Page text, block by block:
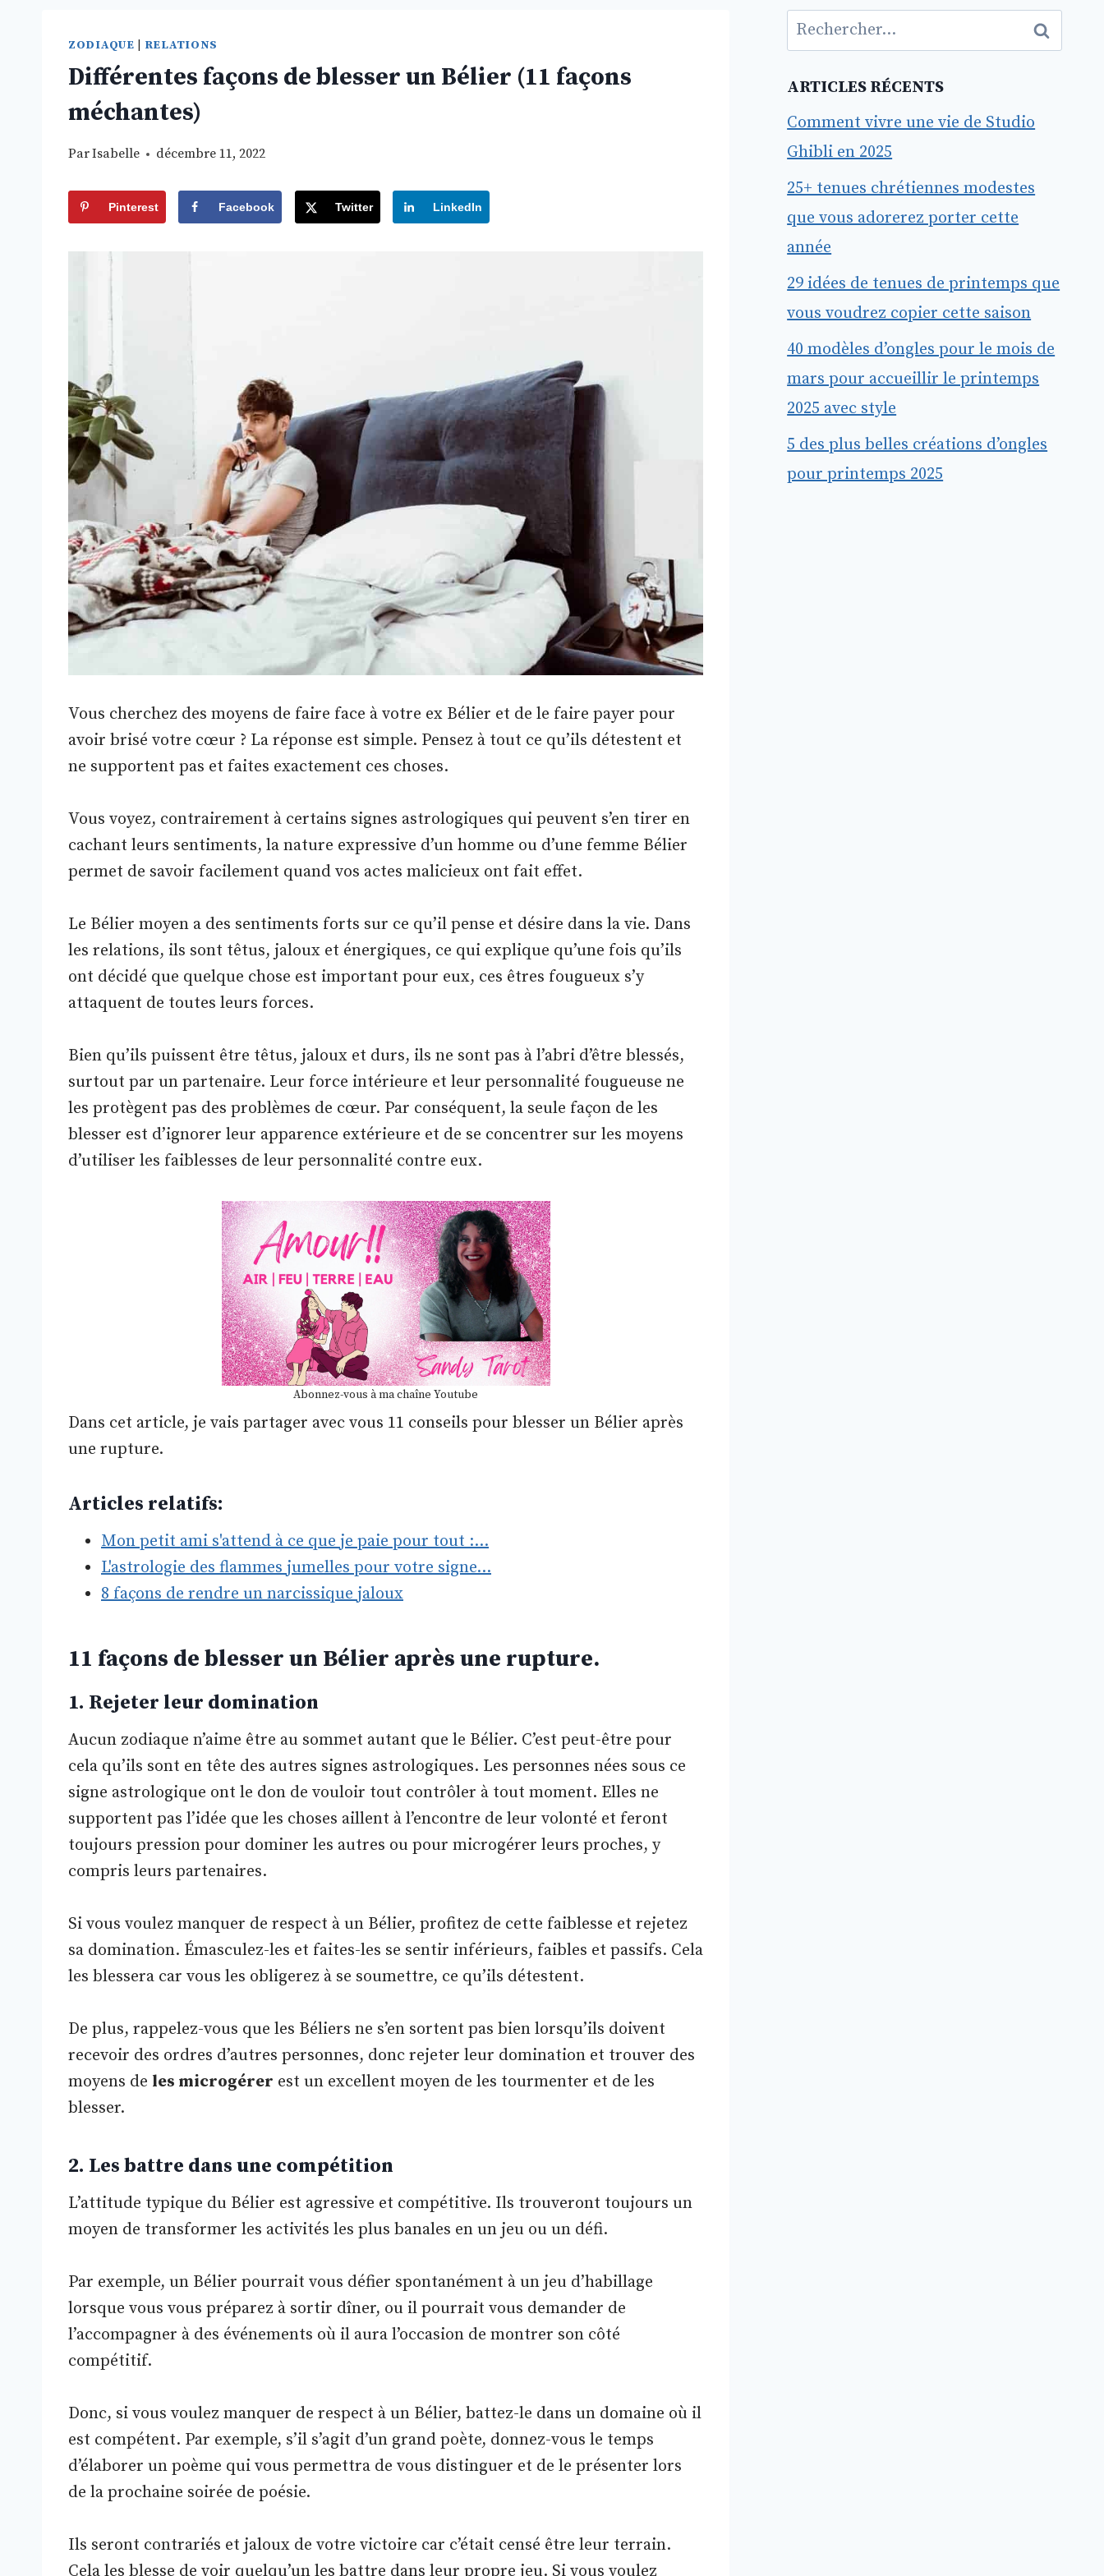
ZODIAQUE RELATIONS
Différentes façons de blesser un Bélier (11 façons
méchantes)
ParIsabelle décembre 11, 2022
Pinterest Facebook Twitter LinkedIn
Vous cherchez des moyens de faire face à votre ex Bélier et de le faire payer pour
avoir brisé votre cœur ? La réponse est simple. Pensez à tout ce qu’ils détestent et
ne supportent pas et faites exactement ces choses.
Vous voyez, contrairement à certains signes astrologiques qui peuvent s’en tirer en
cachant leurs sentiments, la nature expressive d’un homme ou d’une femme Bélier
permet de savoir facilement quand vos actes malicieux ont fait effet.
Le Bélier moyen a des sentiments forts sur ce qu’il pense et désire dans la vie. Dans
les relations, ils sont têtus, jaloux et énergiques, ce qui explique qu’une fois qu’ils
ont décidé que quelque chose est important pour eux, ces êtres fougueux s’y
attaquent de toutes leurs forces.
Bien qu’ils puissent être têtus, jaloux et durs, ils ne sont pas à l’abri d’être blessés,
surtout par un partenaire. Leur force intérieure et leur personnalité fougueuse ne
les protègent pas des problèmes de cœur. Par conséquent, la seule façon de les
blesser est d’ignorer leur apparence extérieure et de se concentrer sur les moyens
d’utiliser les faiblesses de leur personnalité contre eux.
Abonnez-vous à ma chaîne Youtube
Dans cet article, je vais partager avec vous 11 conseils pour blesser un Bélier après
une rupture.
Articles relatifs:
Mon petit ami s'attend à ce que je paie pour tout :…
L'astrologie des flammes jumelles pour votre signe…
8 façons de rendre un narcissique jaloux
11 façons de blesser un Bélier après une rupture.
1. Rejeter leur domination
Aucun zodiaque n’aime être au sommet autant que le Bélier. C’est peut-être pour
cela qu’ils sont en tête des autres signes astrologiques. Les personnes nées sous ce
signe astrologique ont le don de vouloir tout contrôler à tout moment. Elles ne
supportent pas l’idée que les choses aillent à l’encontre de leur volonté et feront
toujours pression pour dominer les autres ou pour microgérer leurs proches, y
compris leurs partenaires.
Si vous voulez manquer de respect à un Bélier, profitez de cette faiblesse et rejetez
sa domination. Émasculez-les et faites-les se sentir inférieurs, faibles et passifs. Cela
les blessera car vous les obligerez à se soumettre, ce qu’ils détestent.
De plus, rappelez-vous que les Béliers ne s’en sortent pas bien lorsqu’ils doivent
recevoir des ordres d’autres personnes, donc rejeter leur domination et trouver des
moyens de les microgérer est un excellent moyen de les tourmenter et de les
blesser.
2. Les battre dans une compétition
L’attitude typique du Bélier est agressive et compétitive. Ils trouveront toujours un
moyen de transformer les activités les plus banales en un jeu ou un défi.
Par exemple, un Bélier pourrait vous défier spontanément à un jeu d’habillage
lorsque vous vous préparez à sortir dîner, ou il pourrait vous demander de
l’accompagner à des événements où il aura l’occasion de montrer son côté
compétitif.
Donc, si vous voulez manquer de respect à un Bélier, battez-le dans un domaine où il
est compétent. Par exemple, s’il s’agit d’un grand poète, donnez-vous le temps
d’élaborer un poème qui vous permettra de vous distinguer et de le présenter lors
de la prochaine soirée de poésie.
Ils seront contrariés et jaloux de votre victoire car c’était censé être leur terrain.
Cela les blesse de voir quelqu’un les battre dans leur propre jeu. Si vous voulez
Rechercher :
ARTICLES RÉCENTS
Comment vivre une vie de Studio
Ghibli en 2025
25+ tenues chrétiennes modestes
que vous adorerez porter cette
année
29 idées de tenues de printemps que
vous voudrez copier cette saison
40 modèles d’ongles pour le mois de
mars pour accueillir le printemps
2025 avec style
5 des plus belles créations d’ongles
pour printemps 2025